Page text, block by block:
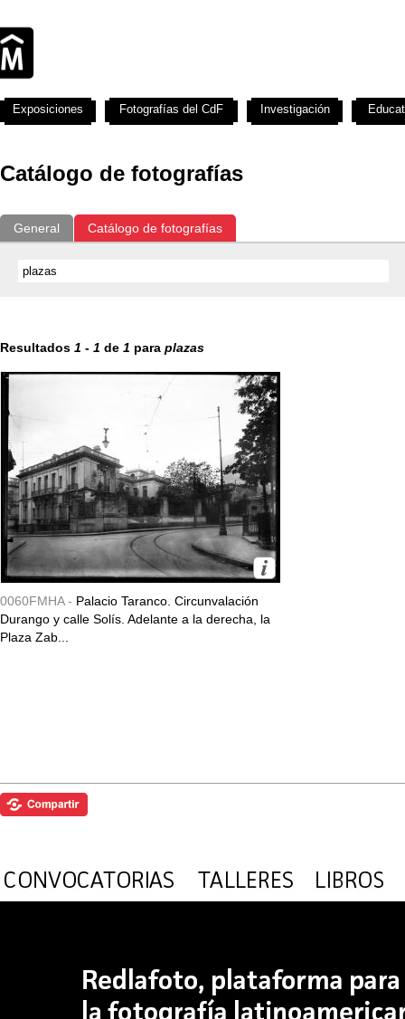
Catálogo de fotografías
General Catálogo de fotografías
Resultados 1 - 1 de 1 para plazas
0060FMHA - Palacio Taranco. Circunvalación
Durango y calle Solís. Adelante a la derecha, la
Plaza Zab...
Exposiciones Fotografías del CdF Investigación